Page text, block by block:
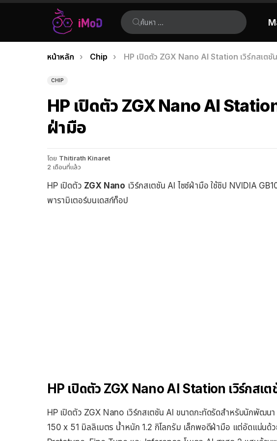
ค้นหา:
เรื่อง
ล่าสุด
คุณอยู่ที่นี่:
หน้าหลัก Chip HP เปิดตัว ZGX Nano AI Station เวิร์กสเตชั
CHIP
HP เปิดตัว ZGX Nano AI
ฝ่ามือ
โดย Thitirath Kinaret
2 เดือนที่แล้ว
HP เปิดตัว ZGX Nano เวิร์กสเตชัน AI ไซซ์ฝ่ามือ ใช้ชิป NVIDIA
พารามิเตอร์บนเดสก์ท็อป
HP เปิดตัว ZGX Nano AI Station เวิร์กสเ
HP เปิดตัว ZGX Nano เวิร์กสเตชัน AI ขนาดกะทัดรัดสำหรับนักพัฒน
150 x 51 มิลลิเมตร น้ำหนัก 1.2 กิโลกรัม เล็กพอดีฝ่ามือ แต่อัดแน่นด้